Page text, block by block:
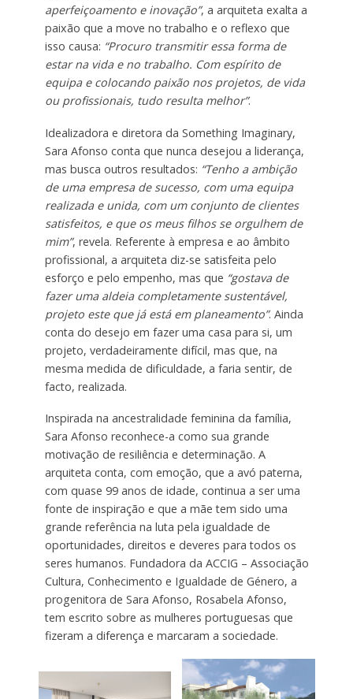
aperfeiçoamento e inovação”, a arquiteta exalta a
paixão que a move no trabalho e o reflexo que
isso causa: “Procuro transmitir essa forma de
estar na vida e no trabalho. Com espírito de
equipa e colocando paixão nos projetos, de vida
ou profissionais, tudo resulta melhor”.
Idealizadora e diretora da Something Imaginary,
Sara Afonso conta que nunca desejou a liderança,
mas busca outros resultados: “Tenho a ambição
de uma empresa de sucesso, com uma equipa
realizada e unida, com um conjunto de clientes
satisfeitos, e que os meus filhos se orgulhem de
mim”, revela. Referente à empresa e ao âmbito
profissional, a arquiteta diz-se satisfeita pelo
esforço e pelo empenho, mas que “gostava de
fazer uma aldeia completamente sustentável,
projeto este que já está em planeamento”. Ainda
conta do desejo em fazer uma casa para si, um
projeto, verdadeiramente difícil, mas que, na
mesma medida de dificuldade, a faria sentir, de
facto, realizada.
Inspirada na ancestralidade feminina da família,
Sara Afonso reconhece-a como sua grande
motivação de resiliência e determinação. A
arquiteta conta, com emoção, que a avó paterna,
com quase 99 anos de idade, continua a ser uma
fonte de inspiração e que a mãe tem sido uma
grande referência na luta pela igualdade de
oportunidades, direitos e deveres para todos os
seres humanos. Fundadora da ACCIG – Associação
Cultura, Conhecimento e Igualdade de Género, a
progenitora de Sara Afonso, Rosabela Afonso,
tem escrito sobre as mulheres portuguesas que
fizeram a diferença e marcaram a sociedade.